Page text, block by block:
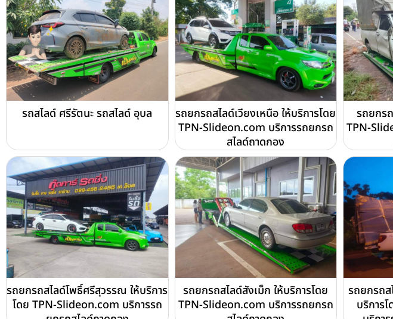
รถสไลด์ ศรีรัตนะ รถสไลด์ อุบล
รถยกรถสไลด์เวียงเหนือ ให้บริการโดย
TPN-Slideon.com บริการรถยกรถ
สไลด์ถาดกอง
รถยกร
TPN-
รถยกรถสไลด์โพธิ์ศรีสุวรรณ ให้บริการ
โดย TPN-Slideon.com บริการรถ
รถยกรถสไลด์สังเม็ก ให้บริการโดย
TPN-Slideon.com บริการรถยกรถ
รถยกรถส
บริการ